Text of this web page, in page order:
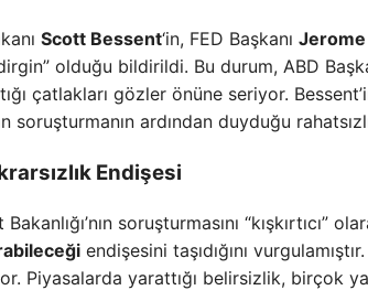
Scott Bessent‘in, FED Başkanı
olduğu bildirildi. Bu durum, ABD
çatlakları gözler önüne seriyor.
soruşturmanın ardından duyduğu
Endişesi
soruşturmasını
endişesini taşıdığını
Piyasalarda yarattığı belirsizlik, birçok